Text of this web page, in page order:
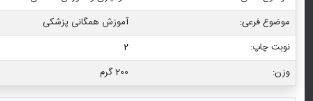
موضوع فرعی:
آموزش همگانی پزشکی
نوبت چاپ:
2
وزن:
200 گرم